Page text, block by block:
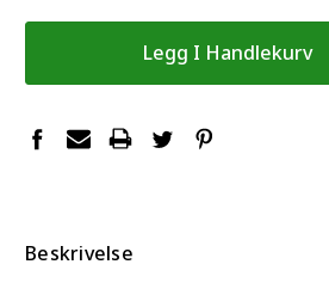
Antall:
Antall:
Beskrivelse